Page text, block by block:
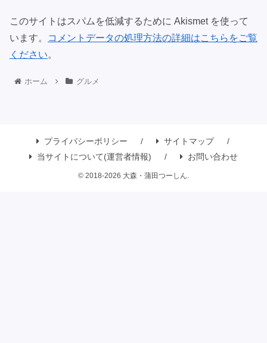
このサイトはスパムを低減するために Akismet を使って
います。
コメントデータの処理方法の詳細はこちらをご覧
ください。
ホーム グルメ
プライバシーポリシー
サイトマップ
当サイトについて(運営者情報)
お問い合わせ
© 2018-2026 大森・蒲田つーしん.